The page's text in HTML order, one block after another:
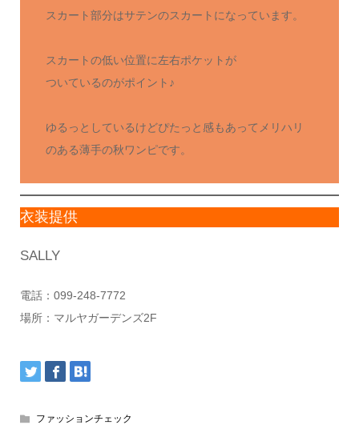
スカート部分はサテンのスカートになっています。
スカートの低い位置に左右ポケットが
ついているのがポイント♪
ゆるっとしているけどぴたっと感もあってメリハリ
のある薄手の秋ワンピです。
衣装提供
SALLY
電話：099-248-7772
場所：マルヤガーデンズ2F
ファッションチェック